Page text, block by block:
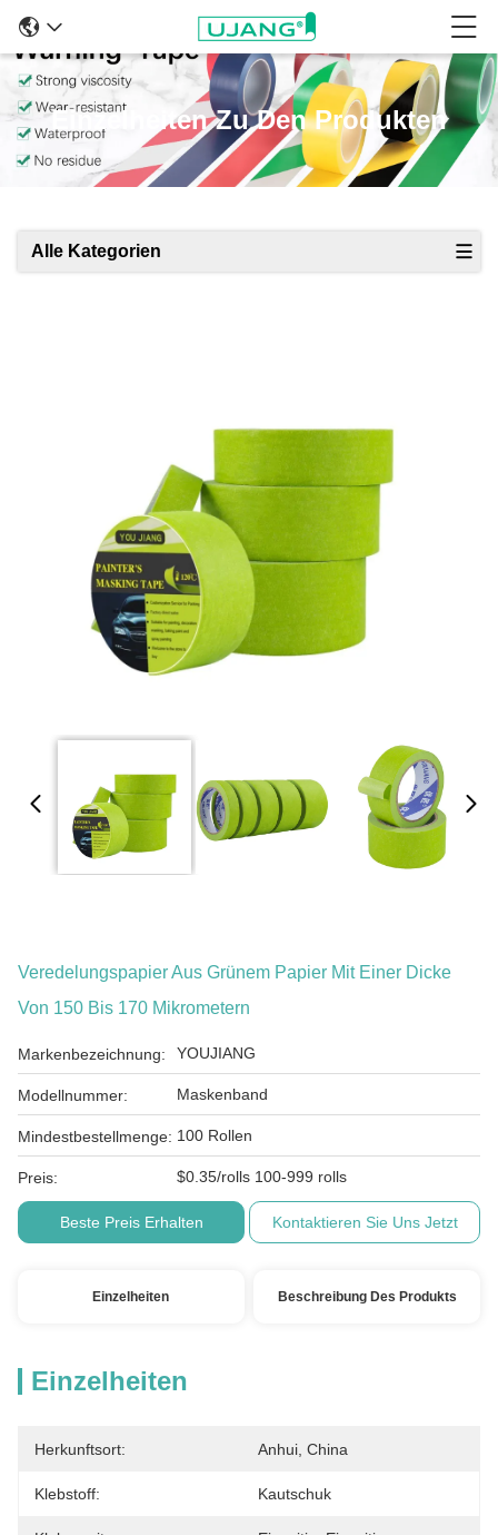
Einzelheiten Zu Den Produkten
Alle Kategorien
Veredelungspapier Aus Grünem Papier Mit Einer Dicke
Von 150 Bis 170 Mikrometern
Markenbezeichnung: YOUJIANG
Modellnummer: Maskenband
Mindestbestellmenge: 100 Rollen
Preis: $0.35/rolls 100-999 rolls
Beste Preis Erhalten Kontaktieren Sie Uns Jetzt
Einzelheiten Beschreibung Des Produkts
Einzelheiten
Herkunftsort: Anhui, China
Klebstoff: Kautschuk